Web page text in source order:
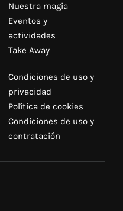
Nuestra magia
Eventos y
actividades
Take Away
Condiciones de uso y
privacidad
Política de cookies
Condiciones de uso y
contratación